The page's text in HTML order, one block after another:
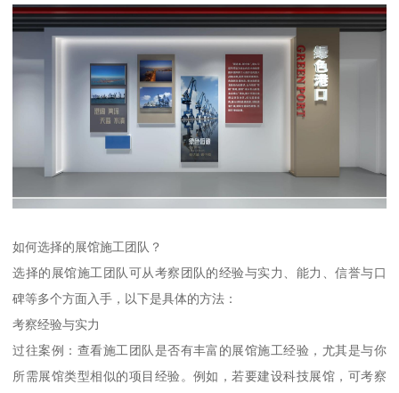
如何选择的展馆施工团队？
选择的展馆施工团队可从考察团队的经验与实力、能力、信誉与口
碑等多个方面入手，以下是具体的方法：
考察经验与实力
过往案例：查看施工团队是否有丰富的展馆施工经验，尤其是与你
所需展馆类型相似的项目经验。例如，若要建设科技展馆，可考察